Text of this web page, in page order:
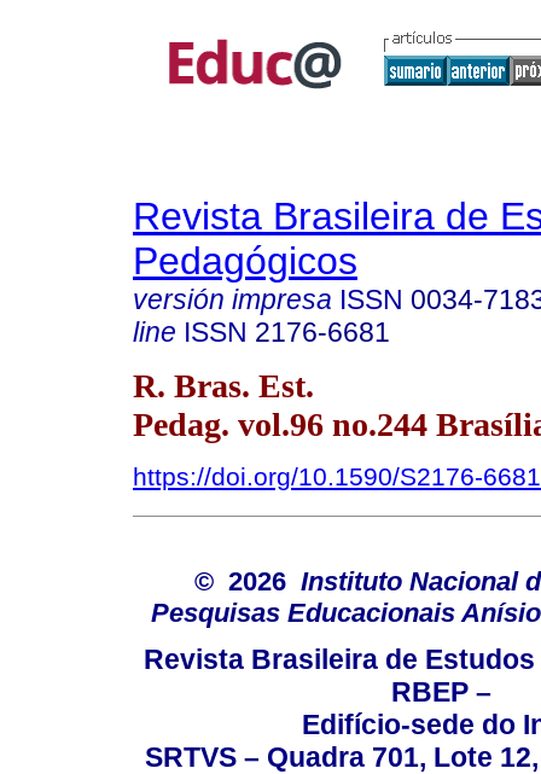
Revista Brasileira de
Pedagógicos
versión impresa ISSN 0034-
line ISSN 2176-6681
R. Bras. Est.
Pedag. vol.96 no.244
https://doi.org/10.1590/S2176-
© 2026 Instituto Nacional
Pesquisas Educacionais
Revista Brasileira de
RBEP –
Edifício-sede do
SRTVS – Quadra 701, Lote